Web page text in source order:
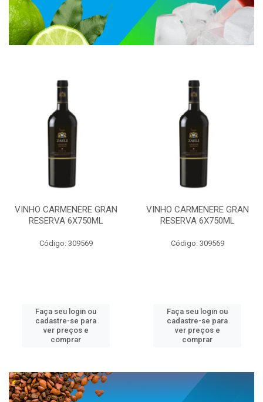
VINHO CARMENERE GRAN
RESERVA 6X750ML
Código: 309569
Faça seu login ou
cadastre-se para
ver preços e
comprar
VINHO CARMENERE GRAN
RESERVA 6X750ML
Código: 309569
Faça seu login ou
cadastre-se para
ver preços e
comprar